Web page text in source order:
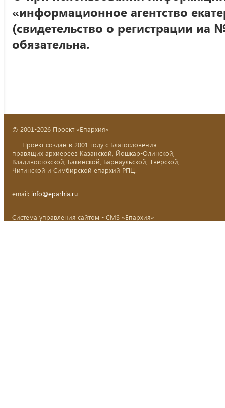
«информационное агентство
(свидетельство о регистрации иа
обязательна.
© 2001-2026 Проект «Епархия»
Проект создан в 2001 году с Благословения
правящих архиереев Казанской, Йошкар-Олинской,
Владивостокской, Бакинской, Барнаульской, Тверской,
Читинской и Симбирской епархий РПЦ.
email: info@eparhia.ru
Система управления сайтом - CMS «Епархия»